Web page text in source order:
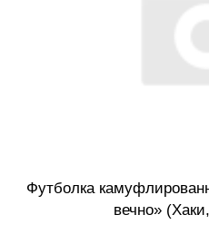
Футболка
вечно»